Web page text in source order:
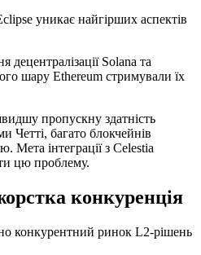
уникає найгірших аспектів
децентралізації Solana та
шару Ethereum стримували їх
пропускну здатність
Четті, багато блокчейнів
Мета інтеграції з Celestia
цю проблему.
конкуренція
конкурентний ринок L2-рішень